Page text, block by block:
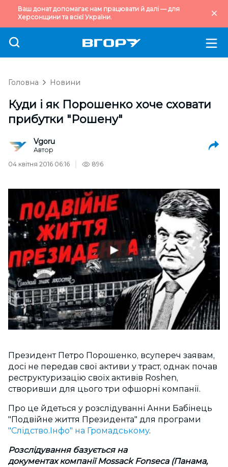
Ваш донат допомагає нам працювати й далі — для
Херсонщини та всієї України.
Головна Новини
Куди і як Порошенко хоче сховати
прибутки "Рошену"
Vgoru
Автор
04 квітня 2016 06:16
896
Президент Петро Порошенко, всупереч заявам,
досі не передав свої активи у траст, однак почав
реструктуризацію своїх активів Roshen,
створивши для цього три офшорні компанії.
Про це йдеться у розслідуванні Анни Бабінець
"Подвійне життя Президента" для програми
"Слідство.Інфо" на Громадському.
Розслідування базується на
документах компанії Mossack Fonseca (Панама,